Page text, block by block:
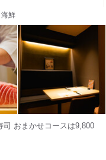
鮮
司 おまかせコースは9,800